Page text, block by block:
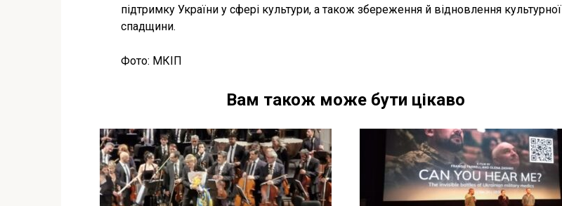
підтримку України у сфері культури, а також збереження й відновлення культурної
спадщини.
Фото: МКІП
Вам також може бути цікаво